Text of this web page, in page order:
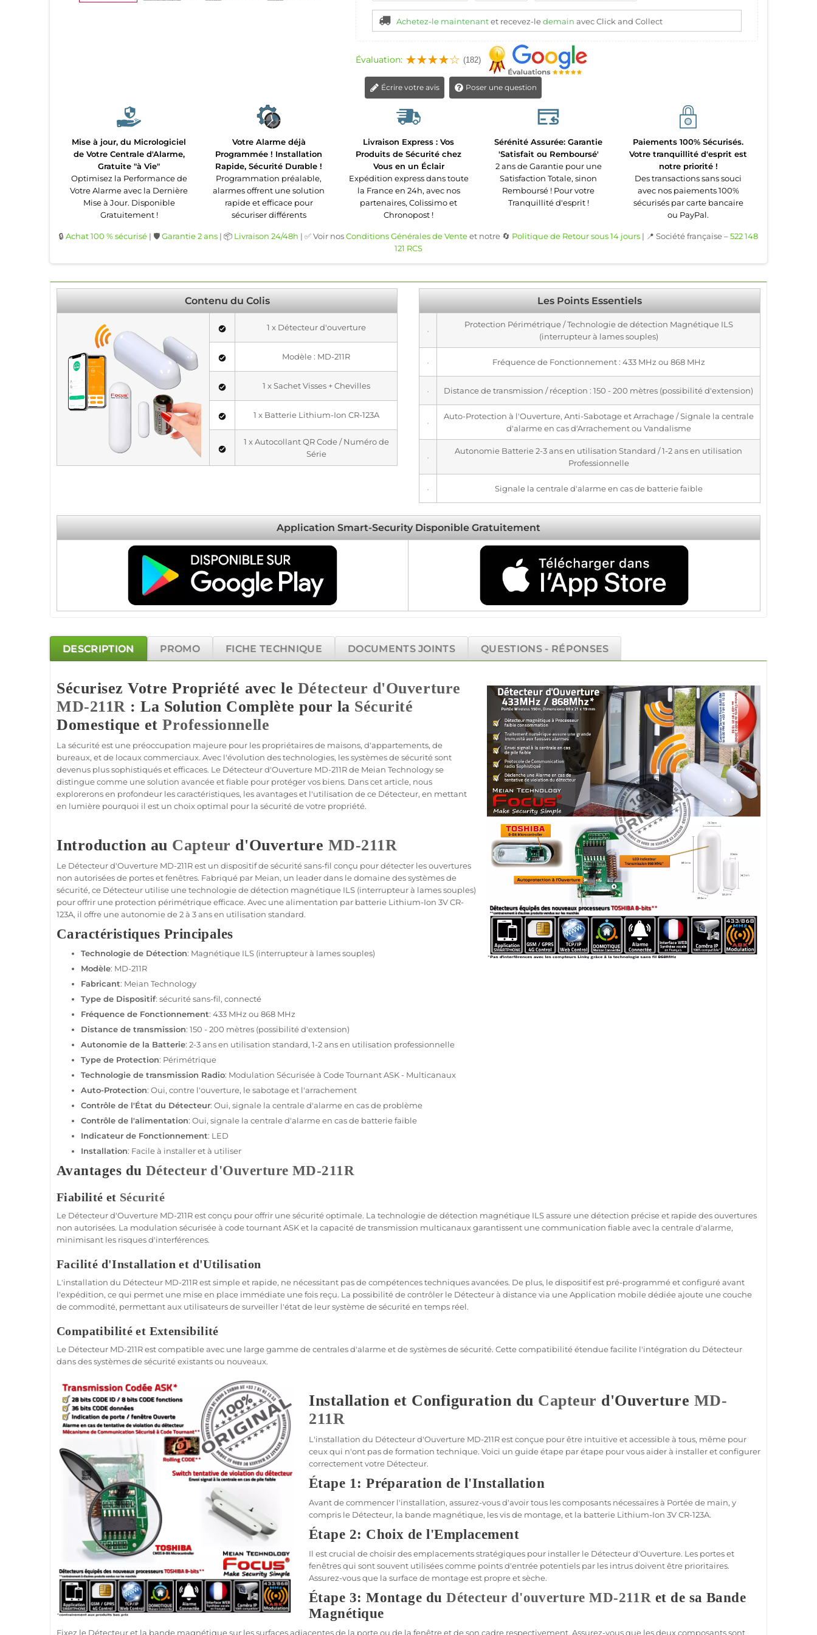
Achetez-le maintenantet recevez-ledemain avec Click and Collect
Évaluation: (182)
Écrire votre avis Poser une question
Mise à jour, du Micrologiciel
de Votre Centrale d'Alarme,
Gratuite "à Vie"
Optimisez la Performance de
Votre Alarme avec la Dernière
Mise à Jour. Disponible
Gratuitement !
Votre Alarme déjà
Programmée ! Installation
Rapide, Sécurité Durable !
Programmation préalable,
alarmes offrent une solution
rapide et efficace pour
sécuriser différents
Livraison Express : Vos
Produits de Sécurité chez
Vous en un Éclair
Expédition express dans toute
la France en 24h, avec nos
partenaires, Colissimo et
Chronopost !
Sérénité Assurée: Garantie
'Satisfait ou Remboursé'
2 ans de Garantie pour une
Satisfaction Totale, sinon
Remboursé ! Pour votre
Tranquillité d'esprit !
Paiements 100% Sécurisés.
Votre tranquillité d'esprit est
notre priorité !
Des transactions sans souci
avec nos paiements 100%
sécurisés par carte bancaire
ou PayPal.
🔒 Achat 100 % sécurisé | 🛡️Garantie 2 ans | 📦 Livraison 24/48h | ✅ Voir nosConditions Générales de Venteet notre 🔄 Politique de Retour sous 14 jours | 📍 Société française –522 148
121 RCS
Contenu du Colis
1 x Détecteur d'ouverture
Modèle : MD-211R
1 x Sachet Visses + Chevilles
1 x Batterie Lithium-Ion CR-123A
1 x Autocollant QR Code / Numéro de
Série
Les Points Essentiels
Protection Périmétrique / Technologie de détection Magnétique ILS
(interrupteur à lames souples)
Fréquence de Fonctionnement : 433 MHz ou 868 MHz
Distance de transmission / réception : 150 - 200 mètres (possibilité d'extension)
Auto-Protection à l'Ouverture, Anti-Sabotage et Arrachage / Signale la centrale
d'alarme en cas d'Arrachement ou Vandalisme
Autonomie Batterie 2-3 ans en utilisation Standard / 1-2 ans en utilisation
Professionnelle
Signale la centrale d'alarme en cas de batterie faible
Application Smart-Security Disponible Gratuitement
DESCRIPTION PROMO FICHE TECHNIQUE DOCUMENTS JOINTS QUESTIONS - RÉPONSES
Sécurisez Votre Propriété avec le Détecteur d'Ouverture
MD-211R : La Solution Complète pour la Sécurité
Domestique etProfessionnelle
La sécuritéest une préoccupation majeure pour les propriétaires de maisons, d'appartements, de
bureaux, et de locaux commerciaux. Avec l'évolution des technologies, les systèmes desécuritésont
devenus plus sophistiqués et efficaces. Le Détecteur d'Ouverture MD-211Rde Meian Technologyse
distingue comme une solution avancée etfiable pour protégervos biens. Dans cet article, nous
explorerons en profondeur les caractéristiques, les avantages et l'utilisation de ce Détecteur, en mettant
en lumière pourquoi il est un choix optimal pour la sécuritéde votre propriété.
Introduction au Capteur d'Ouverture MD-211R
Le Détecteur d'Ouverture MD-211Rest un dispositif desécuritésans-fil conçu pour détecter les ouvertures
non autorisées de portes et fenêtres. Fabriqué par Meian, un leader dans le domaine des systèmes de
sécurité, ce Détecteur utilise une technologie de détection magnétique ILS (interrupteur à lames souples)
pour offrir une protection périmétrique efficace. Avec unealimentation par batterie Lithium-Ion 3V CR-
123A, il offre une autonomie de 2 à 3 ans en utilisation standard.
Caractéristiques Principales
Technologie de Détection: Magnétique ILS (interrupteur à lames souples)
Modèle: MD-211R
Fabricant: Meian Technology
Type de Dispositif: sécuritésans-fil, connecté
Fréquence de Fonctionnement: 433 MHz ou 868 MHz
Distance de transmission: 150 - 200 mètres (possibilité d'extension)
Autonomie de la Batterie: 2-3 ans en utilisation standard, 1-2 ans en utilisation professionnelle
Type de Protection: Périmétrique
Technologie de transmission Radio: Modulation Sécurisée à Code TournantASK- Multicanaux
Auto-Protection: Oui, contre l'ouverture, le sabotage et l'arrachement
Contrôle de l'État du Détecteur: Oui, signale la centrale d'alarmeen cas de problème
Contrôle de l'alimentation: Oui, signale la centrale d'alarmeen cas de batterie faible
Indicateur de Fonctionnement: LED
Installation: Facile à installer et à utiliser
Avantages du Détecteur d'Ouverture MD-211R
Fiabilité et Sécurité
Le Détecteur d'Ouverture MD-211Rest conçu pour offrir unesécuritéoptimale. La technologie de détection magnétique ILS assure une détection précise et rapide des ouvertures
non autorisées. La modulation sécurisée à code tournantASKet la capacité detransmission multicanaux garantissent une communication fiableavec la centrale d'alarme,
minimisant les risques d'interférences.
Facilité d'Installation et d'Utilisation
L'installation du Détecteur MD-211Rest simple et rapide, ne nécessitant pas de compétences techniques avancées. De plus, le dispositif est pré-programmé et configuré avant
l'expédition, ce qui permet une mise en place immédiate une fois reçu. La possibilité de contrôler le Détecteurà distance via uneApplication mobile dédiée ajoute une couche
de commodité, permettant aux utilisateurs de surveiller l'état de leursystèmedesécuritéen temps réel.
Compatibilité et Extensibilité
Le Détecteur MD-211Restcompatibleavec une large gamme de centrales d'alarmeet de systèmes desécurité. Cette compatibilité étendue facilite l'intégration du Détecteur
dans des systèmes desécuritéexistants ou nouveaux.
Installation et Configuration du Capteur d'Ouverture MD-
211R
L'installation du Détecteur d'Ouverture MD-211Rest conçue pour être intuitive et accessible à tous, même pour
ceux qui n'ont pas de formation technique. Voici un guide étape par étape pour vous aider à installer et configurer
correctement votre Détecteur.
Étape 1: Préparation de l'Installation
Avant de commencer l'installation, assurez-vous d'avoir tous les composants nécessaires à Portéede main, y
compris le Détecteur, la bande magnétique, les vis de montage, et la batterie Lithium-Ion 3V CR-123A.
Étape 2: Choix de l'Emplacement
Il est crucial de choisir des emplacements stratégiques pour installer le Détecteur d'Ouverture. Les portes et
fenêtres qui sont souvent utilisées comme points d'entrée potentiels par les intrus doivent être prioritaires.
Assurez-vous que la surface de montage est propre et sèche.
Étape 3: Montage duDétecteur d'ouverture MD-211R et de sa Bande
Magnétique
Fixez le Détecteuret la bande magnétique sur les surfaces adjacentes de la porte ou de la fenêtre et de son cadre respectivement. Assurez-vous que les deux composants sont